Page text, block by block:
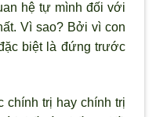
hệ tự mình đối với
Vì sao? Bởi vì con
biệt là đứng trước
chính trị hay chính trị